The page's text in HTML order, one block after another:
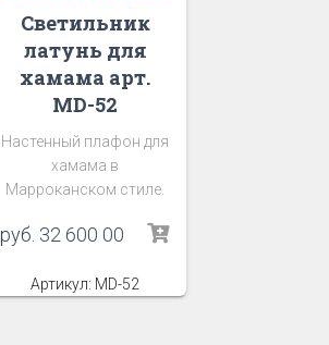
Светильник
латунь для
хамама арт.
MD-52
Настенный плафон для
хамама в
Марроканском стиле.
руб. 32 600 00
Артикул: MD-52